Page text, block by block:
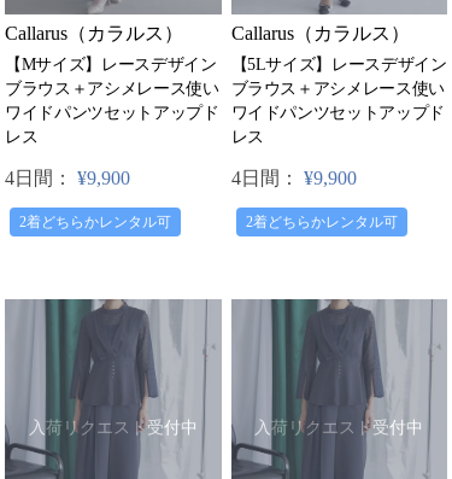
Callarus（カラルス）
【Mサイズ】レースデザイン
ブラウス＋アシメレース使い
ワイドパンツセットアップド
レス
4日間： ¥9,900
2着どちらかレンタル可
Callarus（カラルス）
【5Lサイズ】レースデザイン
ブラウス＋アシメレース使い
ワイドパンツセットアップド
レス
4日間： ¥9,900
2着どちらかレンタル可
入荷リクエスト受付中 入荷リクエスト受付中